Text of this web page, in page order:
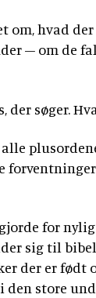
om, hvad
– om de
der søger.
for nylig
sig til
der er
store